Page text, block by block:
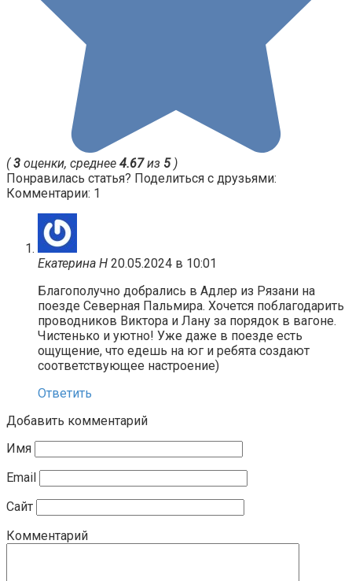
(3 оценки, среднее 4.67из 5)
Понравилась статья? Поделиться с друзьями:
Комментарии: 1
Екатерина Н 20.05.2024 в 10:01
Благополучно добрались в Адлер из Рязани на
поезде Северная Пальмира. Хочется поблагодарить
проводников Виктора и Лану за порядок в вагоне.
Чистенько и уютно! Уже даже в поезде есть
ощущение, что едешь на юг и ребята создают
соответствующее настроение)
Ответить
Добавить комментарий
Имя
Email
Сайт
Комментарий